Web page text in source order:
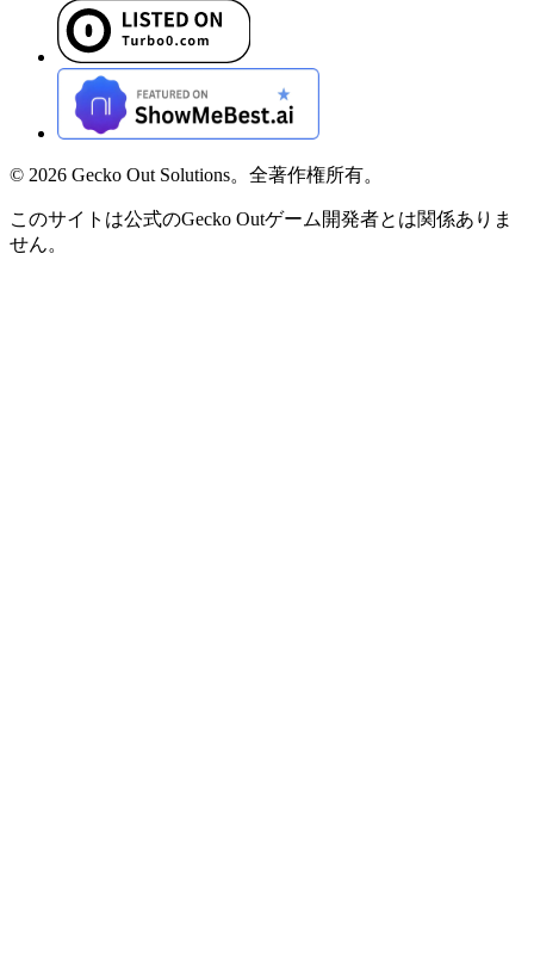
© 2026 Gecko Out Solutions。全著作権所有。
このサイトは公式のGecko Outゲーム開発者とは関係ありま
せん。